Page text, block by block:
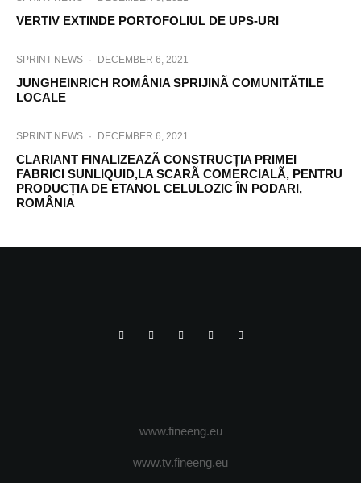
VERTIV EXTINDE PORTOFOLIUL DE UPS-URI
SPRINT NEWS · DECEMBER 6, 2021
JUNGHEINRICH ROMÂNIA SPRIJINÃ COMUNITÃTILE
LOCALE
SPRINT NEWS · DECEMBER 6, 2021
CLARIANT FINALIZEAZÃ CONSTRUCȚIA PRIMEI
FABRICI SUNLIQUID,LA SCARÃ COMERCIALÃ, PENTRU
PRODUCȚIA DE ETANOL CELULOZIC ÎN PODARI,
ROMÂNIA
www.fineeng.eu
www.tv.fineeng.eu